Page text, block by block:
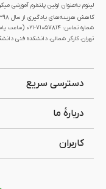
لینوم به‌عنوان اولین پلتفرم آموزشی
کاهش هزینه‌های یادگیری از سال 1398 فعالیت خود را آغاز کرده‌است.
شماره تماس: 71057814-021 (ساعت پاسخگویی ۹ الی ۱۸)
تهران، کارگر شمالی، دانشکده فنی
دسترسی سریع
دربارۀ ما
کاربران